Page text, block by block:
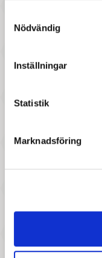
Nödvändig
Inställningar
Statistik
Marknadsföring
Pris
Djeco - Collages -